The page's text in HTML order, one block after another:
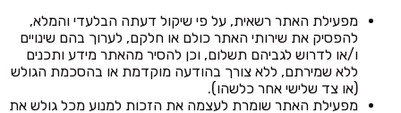
מפעילת האתר רשאית, על פי שיקול דעתה הבלעדי והמלא,
להפסיק את שירותי האתר כולם או חלקם, לערוך בהם שינויים
ו/או לדרוש לגביהם תשלום, וכן להסיר מהאתר מידע ותכנים
ללא שמירתם, ללא צורך בהודעה מוקדמת או בהסכמת הגולש
(או צד שלישי אחר כלשהו).
מפעילת האתר שומרת לעצמה את הזכות למנוע מכל גולש את